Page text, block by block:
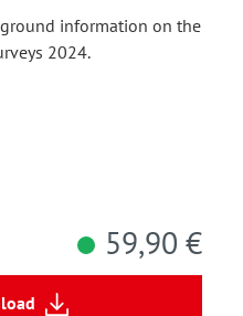
information on the
2024.
59,90 €